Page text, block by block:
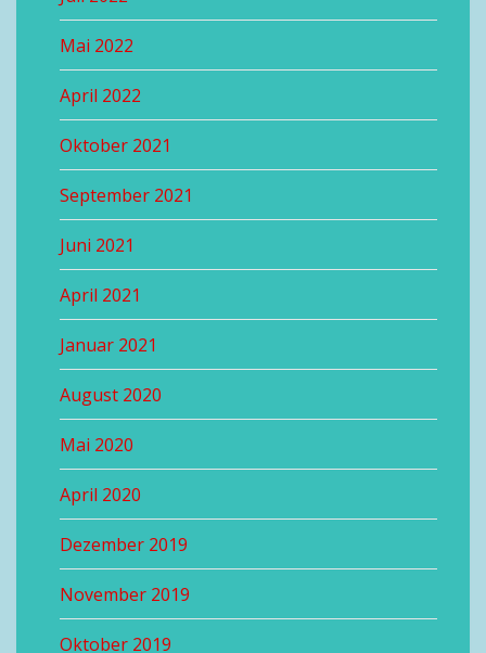
Mai 2022
April 2022
Oktober 2021
September 2021
Juni 2021
April 2021
Januar 2021
August 2020
Mai 2020
April 2020
Dezember 2019
November 2019
Oktober 2019